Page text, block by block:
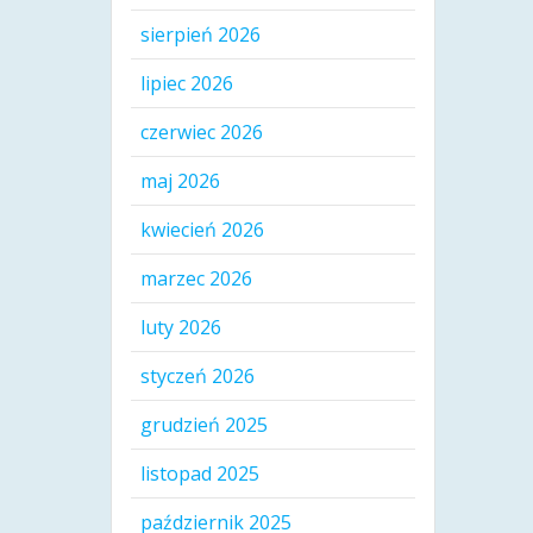
sierpień 2026
lipiec 2026
czerwiec 2026
maj 2026
kwiecień 2026
marzec 2026
luty 2026
styczeń 2026
grudzień 2025
listopad 2025
październik 2025